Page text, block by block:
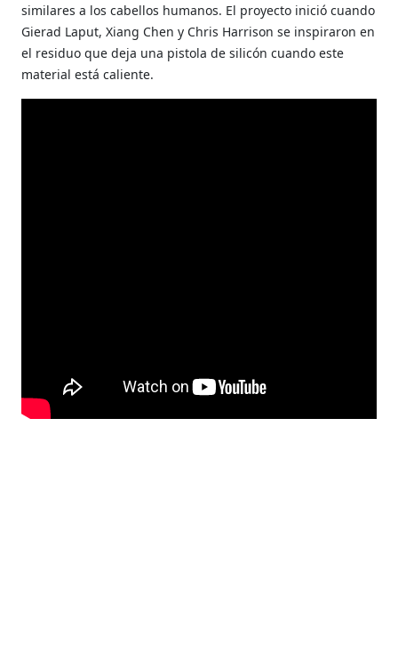
similares a los cabellos humanos. El proyecto inició cuando
Gierad Laput, Xiang Chen y Chris Harrison se inspiraron en
el residuo que deja una pistola de silicón cuando este
material está caliente.